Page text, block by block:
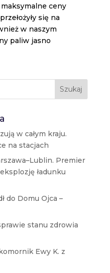
ceny
się na
w naszym
paliw jasno
Szukaj
w całym kraju.
na stacjach
Premier
ładunku
do Domu Ojca –
stanu zdrowia
Ewy K. z